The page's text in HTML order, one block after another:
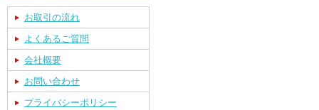
お取引の流れ
よくあるご質問
会社概要
お問い合わせ
プライバシーポリシー